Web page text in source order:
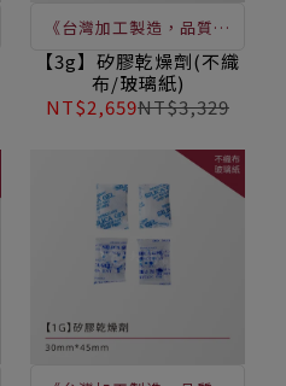
《台灣加工製造，品質穩
定》如須購買，請直接洽
詢客服
【3g】矽膠乾燥劑(不織
布/玻璃紙)
NT$2,659NT$3,329